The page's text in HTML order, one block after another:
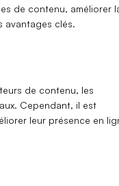
de contenu, améliorer
avantages clés.
de contenu, les
Cependant, il est
leur présence en